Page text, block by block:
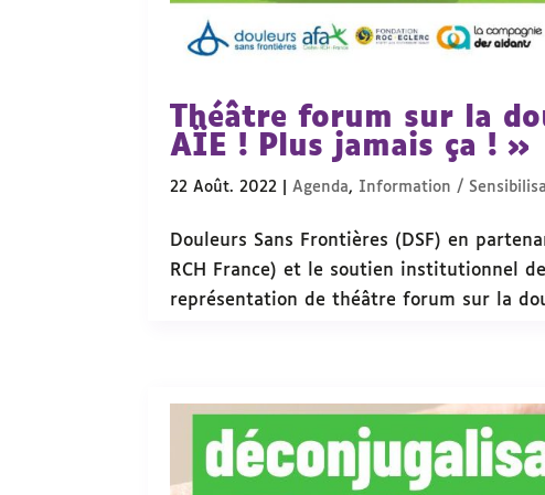
Théâtre forum sur la
AÏE ! Plus jamais ça ! »
22 Août. 2022 Agenda, Information /
Douleurs Sans Frontières (DSF) en
RCH France) et le soutien institutionnel
représentation de théâtre forum sur la